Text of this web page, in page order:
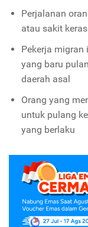
Perjalanan
atau sakit keras
Pekerja migran
yang baru
daerah asal
Orang yang
untuk pulang
yang berlaku